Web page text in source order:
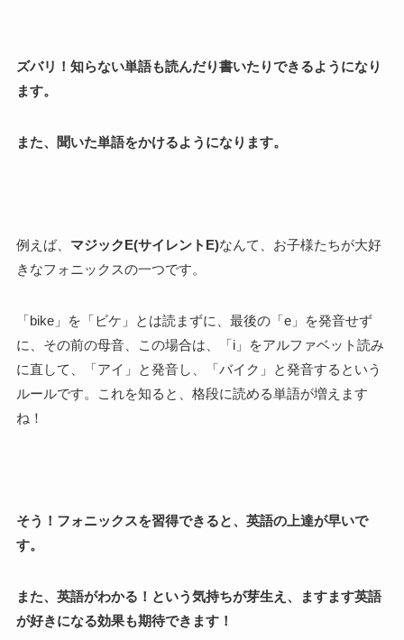
ズバリ！知らない単語も読んだり書いたりできるようになり
ます。
また、聞いた単語をかけるようになります。
例えば、 マジックE(サイレントE)なんて、お子様たちが大好
きなフォニックスの一つです。
「bike」を「ビケ」とは読まずに、最後の「e」を発音せず
に、その前の母音、この場合は、「i」をアルファベット読み
に直して、「アイ」と発音し、「バイク」と発音するという
ルールです。これを知ると、格段に読める単語が増えます
ね！
そう！フォニックスを習得できると、英語の上達が早いで
す。
また、英語がわかる！という気持ちが芽生え、ますます英語
が好きになる効果も期待できます！